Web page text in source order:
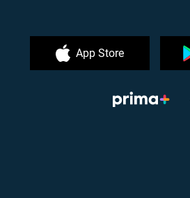
App Store